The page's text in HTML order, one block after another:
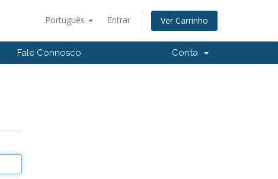
Português Entrar Ver Carrinho
Fale Connosco Conta